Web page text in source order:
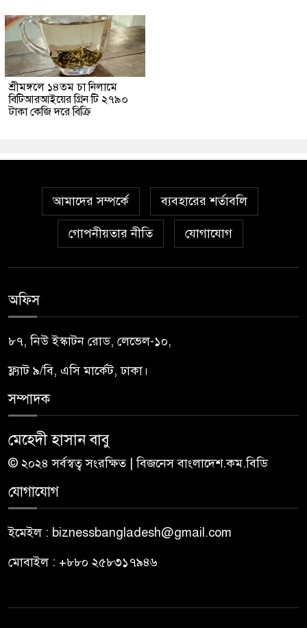
শ্রীমঙ্গলে ১৪তম চা নিলামে
বিটিআরআইয়ের গ্রিন টি ২৭৯০
টাকা কেজি দরে বিক্রি
আমাদের সম্পর্কে ব্যবহারের শর্তাবলি
গোপনীয়তার নীতি যোগাযোগ
অফিস
৮৭, নিউ ইস্কাটন রোড, লেভেল-১০,
ফ্ল্যাট ৯/বি, এসি মার্কেট, ঢাকা।
সম্পাদক
মেহেদী হাসান বাবু
© ২০২৪ সর্বস্বত্ব সংরক্ষিত | বিজনেস বাংলাদেশ.কম.বিডি
যোগাযোগ
ইমেইল : biznessbangladesh@gmail.com
মোবাইল : +৮৮০ ২৫৮৩১৭৯৪৬